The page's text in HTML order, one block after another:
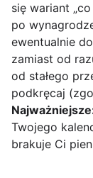
się wariant
po
ewentualnie
zamiast od
od stałego
podkręcaj
Twojego
brakuje Ci